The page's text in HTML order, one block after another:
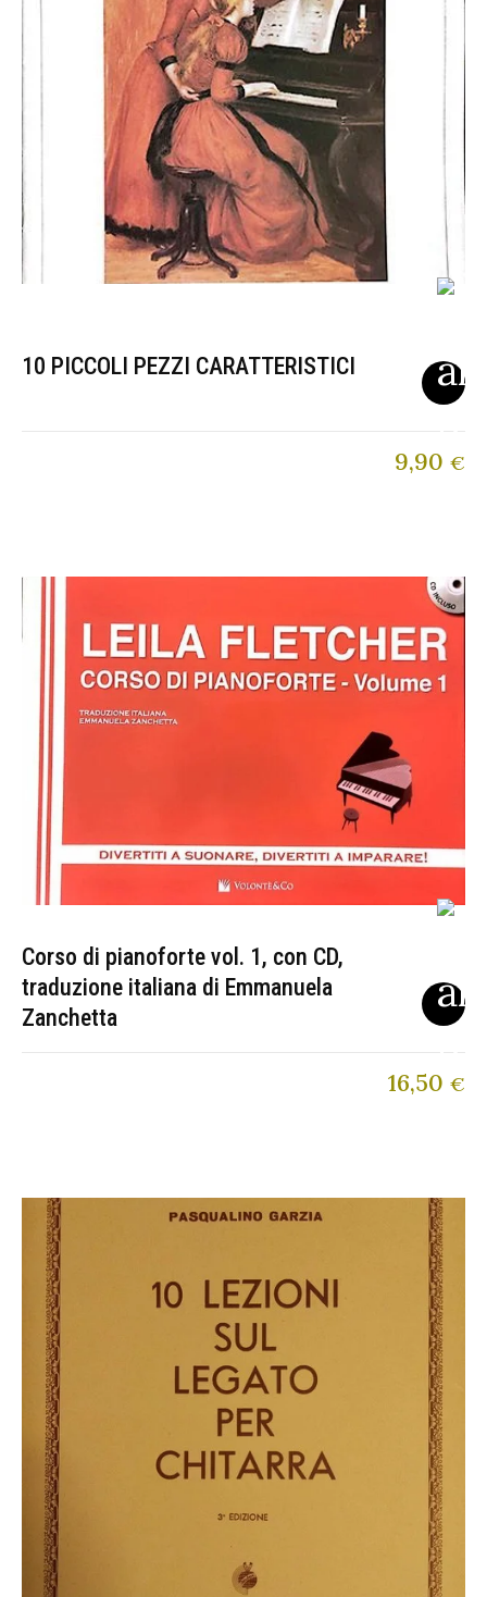
10 PICCOLI PEZZI CARATTERISTICI
9,90 €
Corso di pianoforte vol. 1, con CD,
traduzione italiana di Emmanuela
Zanchetta
16,50 €